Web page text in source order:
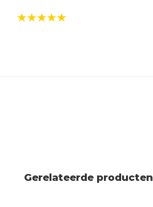
Gerelateerde producten